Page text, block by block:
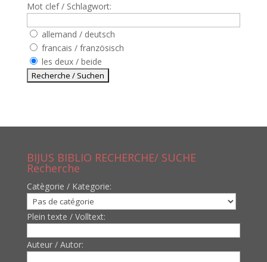
Mot clef / Schlagwort:
allemand / deutsch
francais / französisch
les deux / beide
BIJUS BIBLIO RECHERCHE/ SUCHE
Recherche
Catègorie / Kategorie:
Plein texte / Volltext:
Auteur / Autor: